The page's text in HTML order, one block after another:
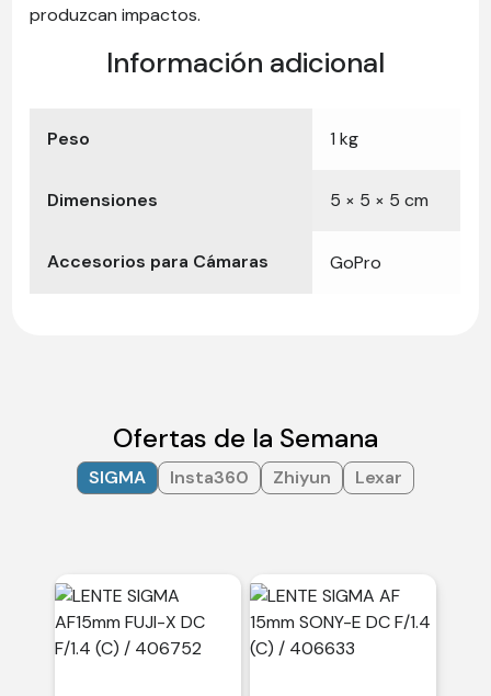
produzcan impactos.
Información adicional
Peso 1 kg
Dimensiones 5 × 5 × 5 cm
Accesorios para Cámaras GoPro
Ofertas de la Semana
SIGMA Insta360 Zhiyun Lexar